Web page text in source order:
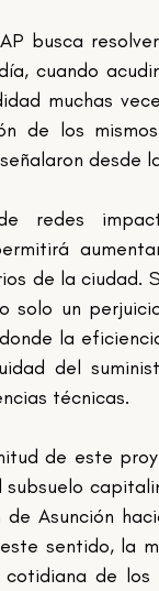
busca
cuando
muchas
de los
desde
redes
de la ciudad.
solo un
la
del
técnicas.
de este
Asunción
sentido, la
de los